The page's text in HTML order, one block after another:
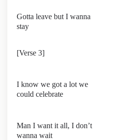
Gotta leave but I wanna
stay
[Verse 3]
I know we got a lot we
could celebrate
Man I want it all, I don’t
wanna wait